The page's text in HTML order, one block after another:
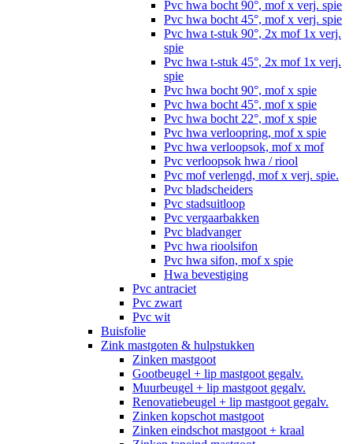
Pvc hwa bocht 90°, mof x verj. spie
Pvc hwa bocht 45°, mof x verj. spie
Pvc hwa t-stuk 90°, 2x mof 1x verj.
spie
Pvc hwa t-stuk 45°, 2x mof 1x verj.
spie
Pvc hwa bocht 90°, mof x spie
Pvc hwa bocht 45°, mof x spie
Pvc hwa bocht 22°, mof x spie
Pvc hwa verloopring, mof x spie
Pvc hwa verloopsok, mof x mof
Pvc verloopsok hwa / riool
Pvc mof verlengd, mof x verj. spie.
Pvc bladscheiders
Pvc stadsuitloop
Pvc vergaarbakken
Pvc bladvanger
Pvc hwa rioolsifon
Pvc hwa sifon, mof x spie
Hwa bevestiging
Pvc antraciet
Pvc zwart
Pvc wit
Buisfolie
Zink mastgoten & hulpstukken
Zinken mastgoot
Gootbeugel + lip mastgoot gegalv.
Muurbeugel + lip mastgoot gegalv.
Renovatiebeugel + lip mastgoot gegalv.
Zinken kopschot mastgoot
Zinken eindschot mastgoot + kraal